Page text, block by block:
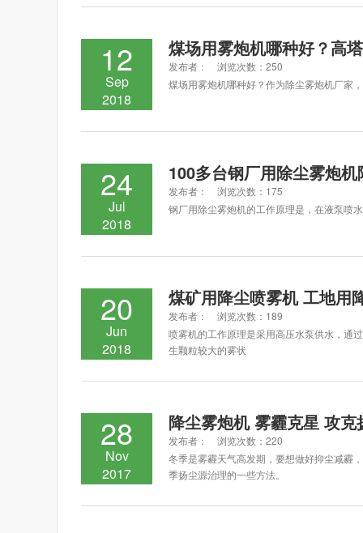
12
Sep
2018
煤场用雾炮机哪种好？高
发布者： 浏览次数：250
煤场用雾炮机哪种好？作为除尘雾炮机厂家
24
Jul
2018
100多台钢厂用除尘雾炮
发布者： 浏览次数：175
钢厂用除尘雾炮机的工作原理是，在液泵喷
20
Jun
2018
煤矿用降尘喷雾机 工地用
发布者： 浏览次数：189
喷雾机的工作原理是采用高压水泵供水，通
生颗粒较大的雾状
28
Nov
2017
降尘雾炮机 雾霾克星 攻克
发布者： 浏览次数：220
冬季是雾霾天气高发期，要想做好抑尘减霾
季扬尘源治理的一些方法。